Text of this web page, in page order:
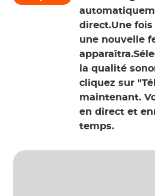
direct.Une
une nouvelle
la qualité
cliquez sur
maintenant.
en direct et
temps.